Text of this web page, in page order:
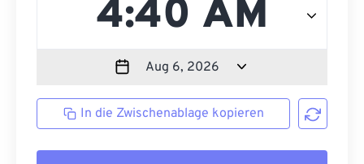
In die Zwischenablage kopieren